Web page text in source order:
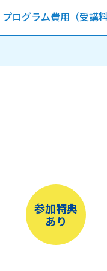
プログラム費用（受講料
参加特典
あり